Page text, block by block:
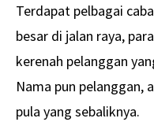
Terdapat pelbagai
besar di jalan raya,
kerenah pelanggan
Nama pun pelanggan,
pula yang sebaliknya.